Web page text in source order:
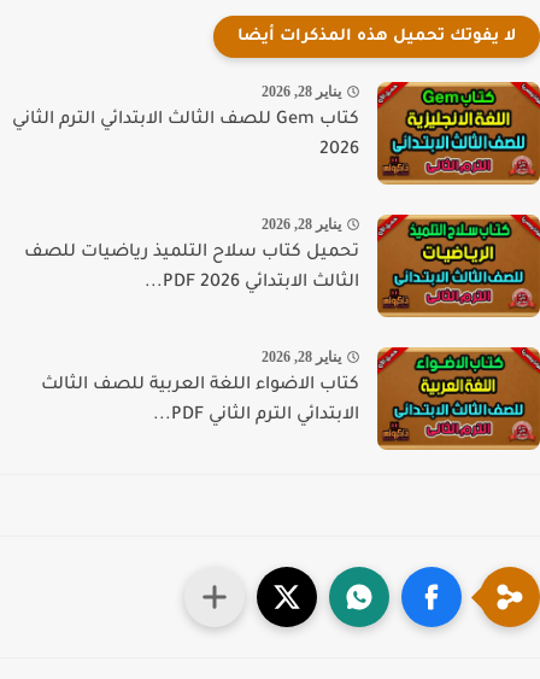
لا يفوتك تحميل هذه المذكرات أيضا
يناير 28, 2026
كتاب Gem للصف الثالث الابتدائي الترم الثاني
2026
يناير 28, 2026
تحميل كتاب سلاح التلميذ رياضيات للصف
الثالث الابتدائي PDF 2026...
يناير 28, 2026
كتاب الاضواء اللغة العربية للصف الثالث
الابتدائي الترم الثاني PDF...